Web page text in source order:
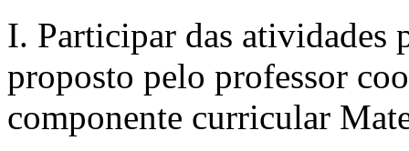
I. Participar das atividades
proposto pelo professor
componente curricular